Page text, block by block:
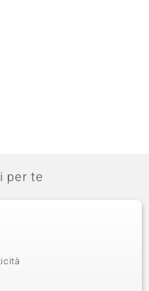
per te